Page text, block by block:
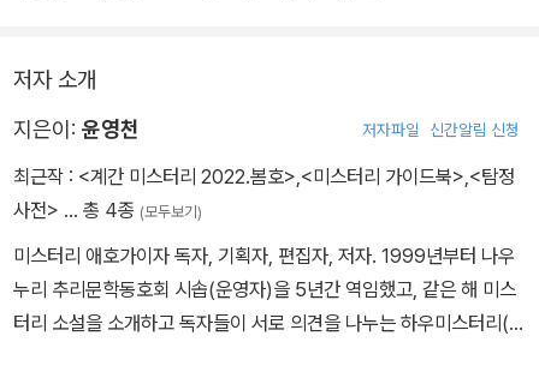
이다.
저자 소개
지은이: 윤영천 저자파일 신간알림 신청
최근작 : <계간 미스터리 2022.봄호> <미스터리 가이드북> <탐정
사전> … 총 4종 (모두보기)
미스터리 애호가이자 독자, 기획자, 편집자, 저자. 1999년부터 나우
누리 추리문학동호회 시솝(운영자)을 5년간 역임했고, 같은 해 미스
터리 소설을 소개하고 독자들이 서로 의견을 나누는 하우미스터리(h